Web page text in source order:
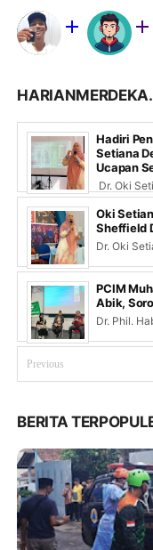
Hadiri
Setiana
Ucapan
Dr. Oki
Oki
Sheffield
Dr. Oki
PCIM
Abik,
Dr. Phil.
Previous
BERITA